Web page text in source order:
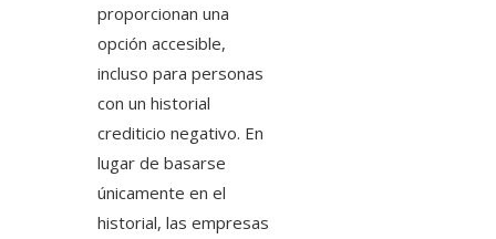
proporcionan una
opción accesible,
incluso para personas
con un historial
crediticio negativo. En
lugar de basarse
únicamente en el
historial, las empresas